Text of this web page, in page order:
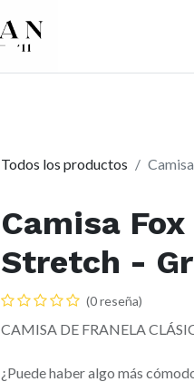
Todos los productos
Camisa
Stretch -
(0 reseña)
CAMISA DE FRANELA
¿Puede haber algo más